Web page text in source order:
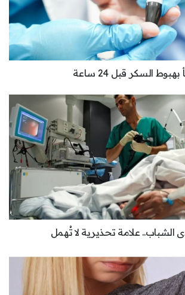
السكر قبل 24 ساعة
الشباب.. علامة تحذيرية لا تُهمل